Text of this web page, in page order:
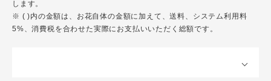
します。
※ ( )内の金額は、お花自体の金額に加えて、送料、システム利用料
5%、消費税を合わせた実際にお支払いいただく総額です。